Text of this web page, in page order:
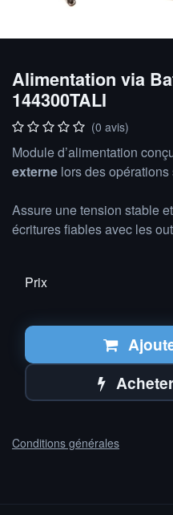
Alimentation via
144300TALI
(0 avis)
Module d’alimentation
externe lors des opérations
Assure une tension stable
écritures fiables avec les
Prix
Conditions générales